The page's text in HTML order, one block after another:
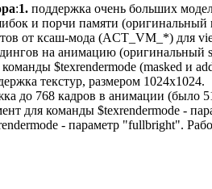
:1.поддержка очень больших
и порчи памяти
от ксаш-мода (ACT_VM_*) для
на анимацию (оригинальный
$texrendermode (masked и
текстур, размером 1024х1024.
до 768 кадров в анимации (было
для команды $texrendermode -
- параметр "fullbright".